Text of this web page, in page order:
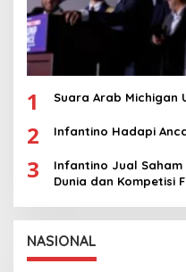
1 Suara Arab Michigan
2 Infantino Hadapi
3
Infantino Jual Saham
Dunia dan Kompetisi
NASIONAL